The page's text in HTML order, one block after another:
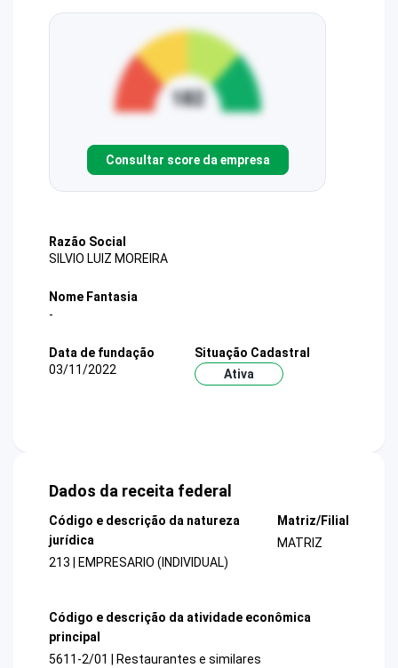
Consultar score da empresa
Razão Social
SILVIO LUIZ MOREIRA
Nome Fantasia
-
Data de fundação
03/11/2022
Situação Cadastral
Ativa
Dados da receita federal
Código e descrição da natureza
jurídica
213 | EMPRESARIO (INDIVIDUAL)
Matriz/Filial
MATRIZ
Código e descrição da atividade econômica
principal
5611-2/01 | Restaurantes e similares